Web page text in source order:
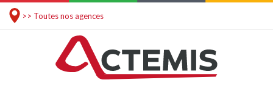
>> Toutes nos agences